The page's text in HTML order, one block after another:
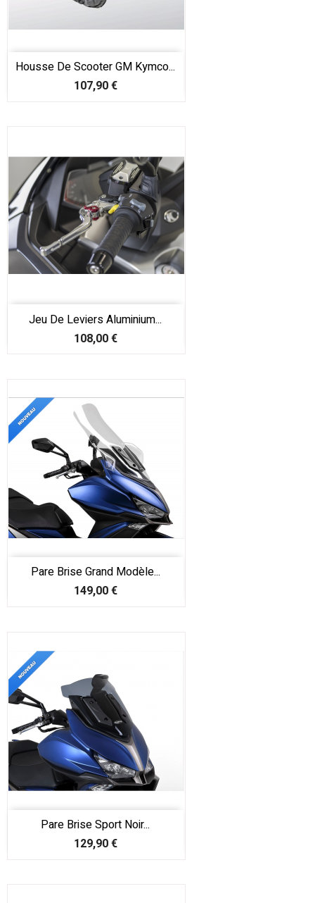
Housse De Scooter GM Kymco...
Prix
107,90 €
Jeu De Leviers Aluminium...
Prix
108,00 €
Pare Brise Grand Modèle...
Prix
149,00 €
Pare Brise Sport Noir...
Prix
129,90 €